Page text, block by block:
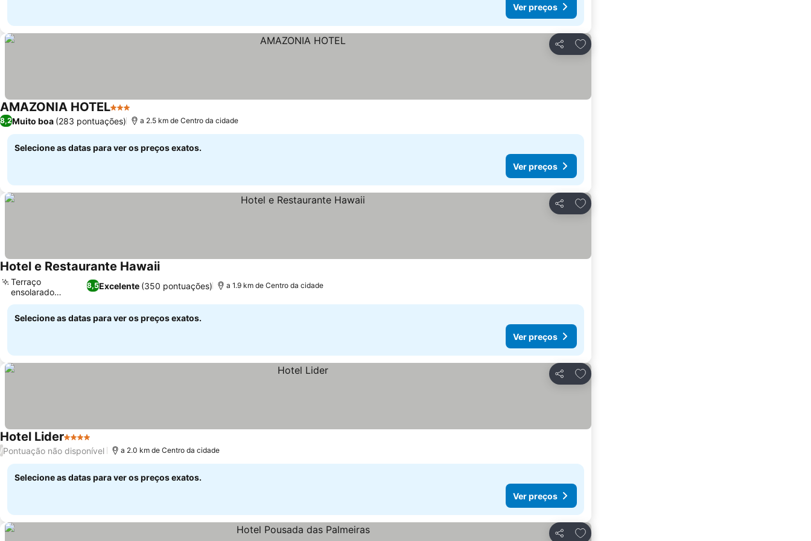
Ver preços
Partilhar
Adicionar aos favoritos
AMAZONIA HOTEL3 Estrelas
8,2Muito boa (283 pontuações) a 2.5 km de Centro da cidade
Selecione as datas para ver os preços exatos.
Ver preços
Partilhar
Adicionar aos favoritos
Hotel e Restaurante Hawaii
8,5Excelente (350 pontuações)
Terraço
ensolarado
convidativo
a 1.9 km de Centro da cidade
Selecione as datas para ver os preços exatos.
Ver preços
Partilhar
Adicionar aos favoritos
Hotel Lider4 Estrelas
/Pontuação não disponível a 2.0 km de Centro da cidade
Selecione as datas para ver os preços exatos.
Ver preços
Partilhar
Adicionar aos favoritos